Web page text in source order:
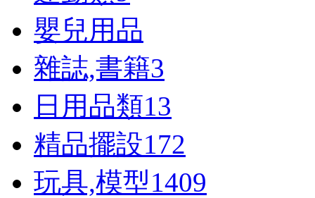
嬰兒用品
雜誌,書籍3
日用品類13
精品擺設172
玩具,模型1409